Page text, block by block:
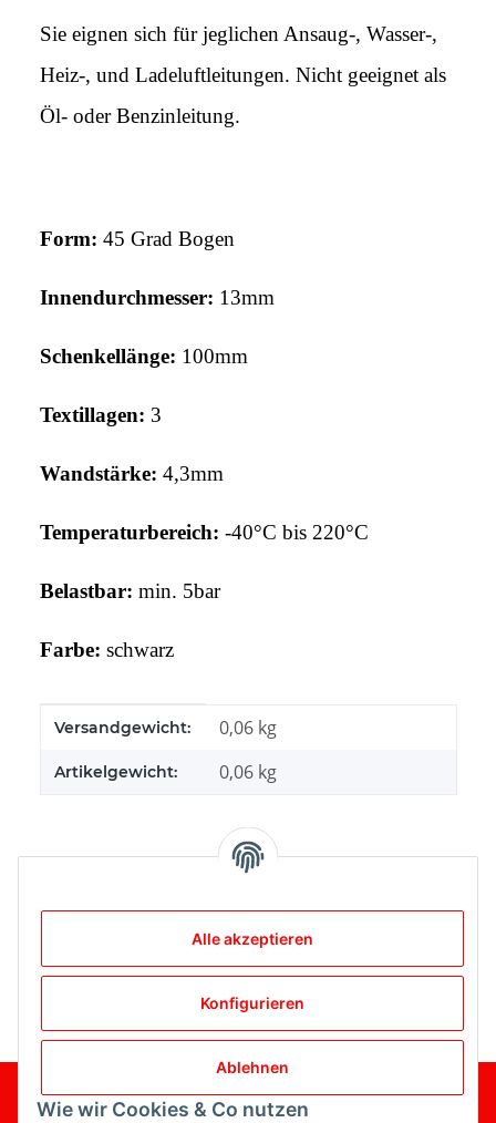
Sie eignen sich für jeglichen Ansaug-, Wasser-,
Heiz-, und Ladeluftleitungen. Nicht geeignet als
Öl- oder Benzinleitung.
Form: 45 Grad Bogen
Innendurchmesser: 13mm
Schenkellänge: 100mm
Textillagen: 3
Wandstärke: 4,3mm
Temperaturbereich: -40°C bis 220°C
Belastbar: min. 5bar
Farbe: schwarz
Produkteigenschaft
Wert
Versandgewicht: 0,06 kg
Artikelgewicht: 0,06 kg
Bewertungen
Gesetzliche Informationen
Alle akzeptieren
Konfigurieren
Ablehnen
Wie wir Cookies & Co nutzen